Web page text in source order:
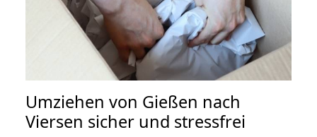
Umziehen von Gießen nach
Viersen sicher und stressfrei